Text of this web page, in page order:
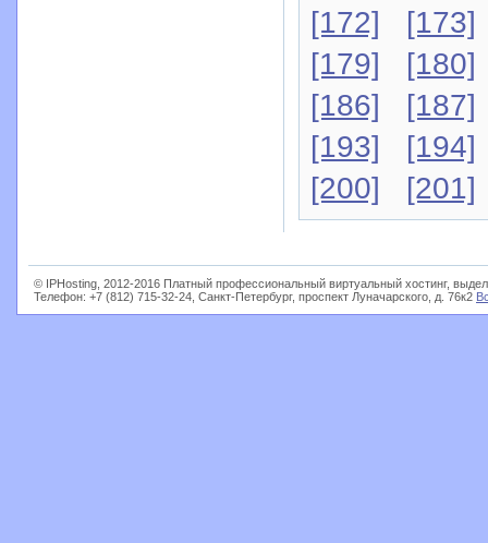
[172]
[173]
[179]
[180]
[186]
[187]
[193]
[194]
[200]
[201]
© IPHosting, 2012-2016 Платный профессиональный виртуальный хостинг,
Телефон: +7 (812) 715-32-24, Санкт-Петербург, проспект Луначарского, д. 76к2